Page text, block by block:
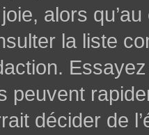
alors
la liste
peuvent
décider de